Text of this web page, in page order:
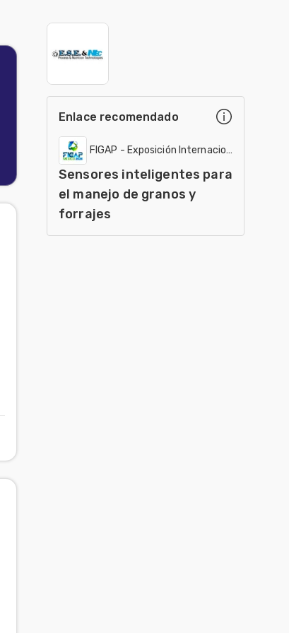
Enlace recomendado
FIGAP - Exposición Internacional
Sensores inteligentes para
el manejo de granos y
forrajes